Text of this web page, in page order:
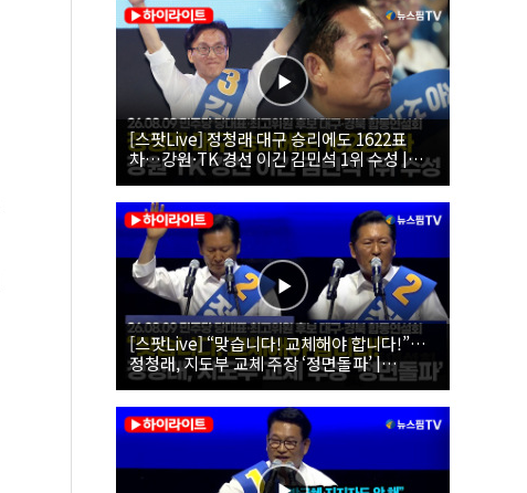
[스팟Live] 정청래 대구 승리에도 1622표
차…강원·TK 경선 이긴 김민석 1위 수성 |
26.08.09 더불어민주당 당대표·최고위원 후
보 대구·경북 합동연설회
[스팟Live] “맞습니다! 교체해야 합니다!”…
정청래, 지도부 교체 주장 ‘정면돌파’ |
26.08.09 더불어민주당 당대표·최고위원 후
보 대구·경북 합동연설회